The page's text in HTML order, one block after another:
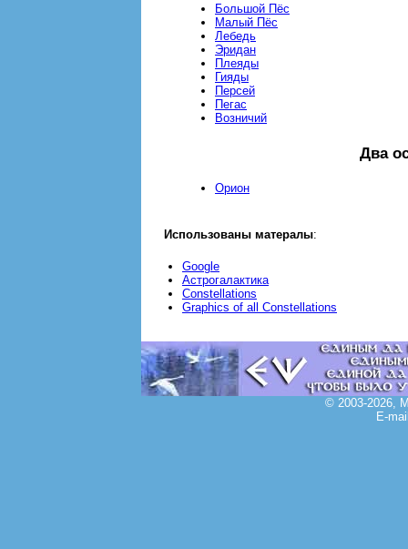
Большой Пёс
Малый Пёс
Лебедь
Эридан
Плеяды
Гияды
Персей
Пегас
Возничий
Два
Opион
Использованы матералы:
Google
Астрогалактика
Сonstellations
Graphics of all Constellations
© 2003-2026,
E-